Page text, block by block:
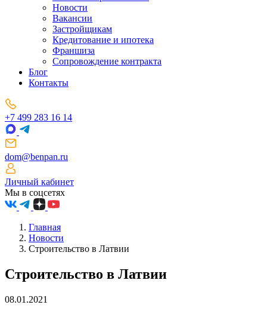
Новости
Вакансии
Застройщикам
Кредитование и ипотека
Франшиза
Сопровождение контракта
Блог
Контакты
+7 499 283 16 14
dom@benpan.ru
Личный кабинет
Мы в соцсетях
Главная
Новости
Строительство в Латвии
Строительство в Латвии
08.01.2021